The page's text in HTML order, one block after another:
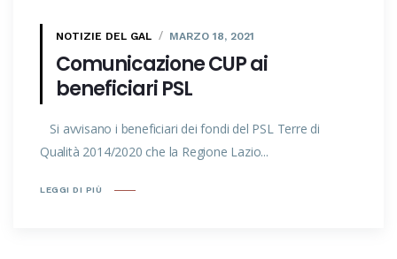
NOTIZIE DEL GAL MARZO 18, 2021
Comunicazione CUP ai
beneficiari PSL
Si avvisano i beneficiari dei fondi del PSL Terre di
Qualità 2014/2020 che la Regione Lazio...
LEGGI DI PIÙ